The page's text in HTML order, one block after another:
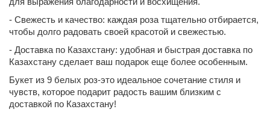
- Свежесть и качество: каждая роза тщательно отбирается,
чтобы долго радовать своей красотой и свежестью.
- Доставка по Казахстану: удобная и быстрая доставка по
Казахстану сделает ваш подарок еще более особенным.
Букет из 9 белых роз-это идеальное сочетание стиля и
чувств, которое подарит радость вашим близким с
доставкой по Казахстану!